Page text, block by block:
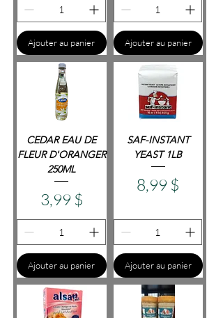
Ajouter au panier Ajouter au panier
CEDAR EAU DE
FLEUR D'ORANGER
250ML
Prix
3,99 $
Ajouter au panier
SAF-INSTANT
YEAST 1LB
Prix
8,99 $
Ajouter au panier